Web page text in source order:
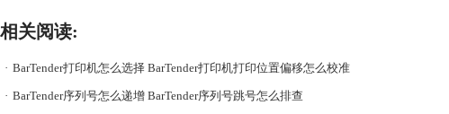
相关阅读:
· BarTender打印机怎么选择 BarTender打印机打印位置偏移怎么校准
· BarTender序列号怎么递增 BarTender序列号跳号怎么排查